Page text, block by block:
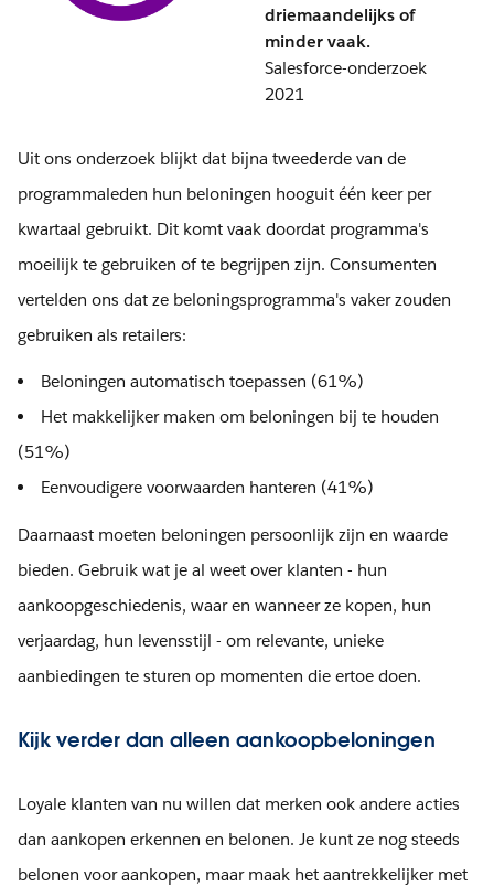
driemaandelijks of
minder vaak.
Salesforce-onderzoek
2021
Uit ons onderzoek blijkt dat bijna tweederde van de
programmaleden hun beloningen hooguit één keer per
kwartaal gebruikt. Dit komt vaak doordat programma's
moeilijk te gebruiken of te begrijpen zijn. Consumenten
vertelden ons dat ze beloningsprogramma's vaker zouden
gebruiken als retailers:
Beloningen automatisch toepassen (61%)
Het makkelijker maken om beloningen bij te houden
(51%)
Eenvoudigere voorwaarden hanteren (41%)
Daarnaast moeten beloningen persoonlijk zijn en waarde
bieden. Gebruik wat je al weet over klanten - hun
aankoopgeschiedenis, waar en wanneer ze kopen, hun
verjaardag, hun levensstijl - om relevante, unieke
aanbiedingen te sturen op momenten die ertoe doen.
Kijk verder dan alleen aankoopbeloningen
Loyale klanten van nu willen dat merken ook andere acties
dan aankopen erkennen en belonen. Je kunt ze nog steeds
belonen voor aankopen, maar maak het aantrekkelijker met